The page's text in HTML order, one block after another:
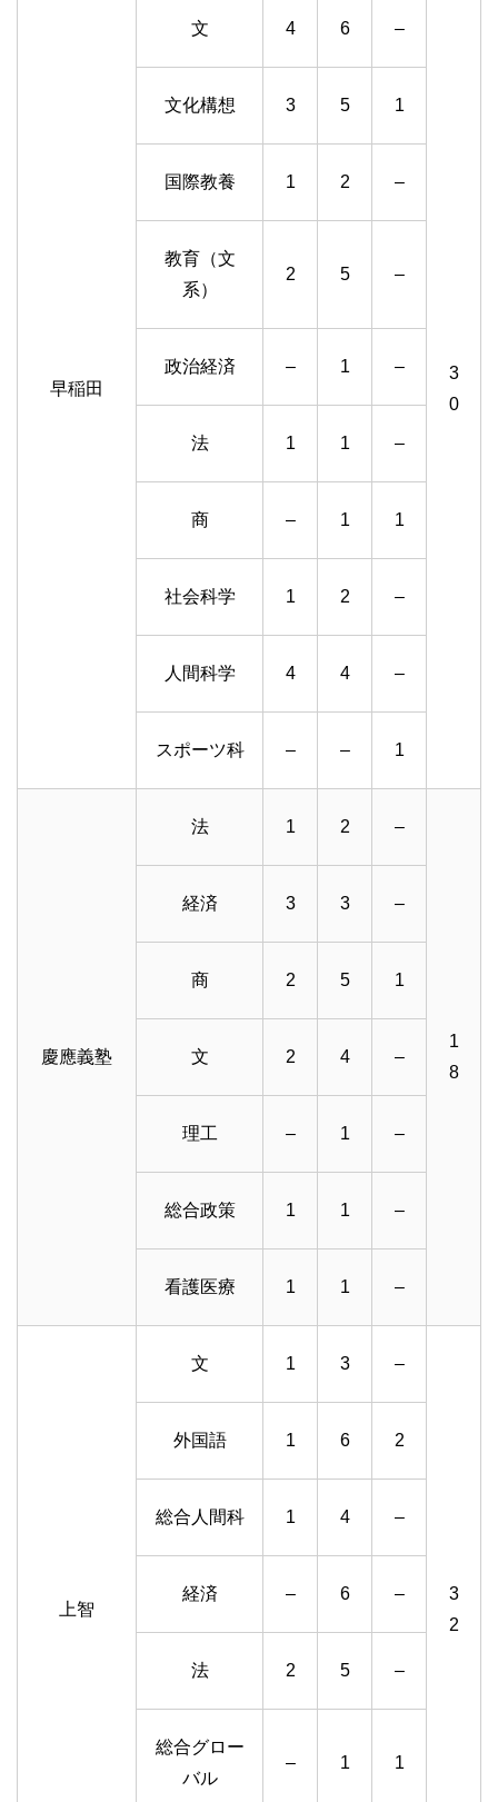
早稲田
文 4 6 –
3
0
文化構想 3 5 1
国際教養 1 2 –
教育（文
系）
2 5 –
政治経済 – 1 –
法 1 1 –
商 – 1 1
社会科学 1 2 –
人間科学 4 4 –
スポーツ科 – – 1
慶應義塾
法 1 2 –
1
8
経済 3 3 –
商 2 5 1
文 2 4 –
理工 – 1 –
総合政策 1 1 –
看護医療 1 1 –
上智
文 1 3 –
3
2
外国語 1 6 2
総合人間科 1 4 –
経済 – 6 –
法 2 5 –
総合グロー
バル
– 1 1